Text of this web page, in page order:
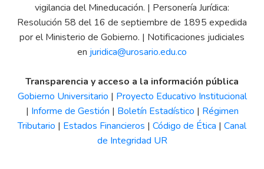
vigilancia del Mineducación. | Personería Jurídica:
Resolución 58 del 16 de septiembre de 1895 expedida
por el Ministerio de Gobierno. | Notificaciones judiciales
en juridica@urosario.edu.co
Transparencia y acceso a la información pública
Gobierno Universitario | Proyecto Educativo Institucional
| Informe de Gestión | Boletín Estadístico | Régimen
Tributario | Estados Financieros | Código de Ética | Canal
de Integridad UR